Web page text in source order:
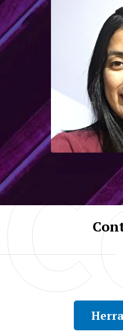
Grace
Magíster en
la Enseñanza
Lengua
Lorena
Magíster en
como Lengua